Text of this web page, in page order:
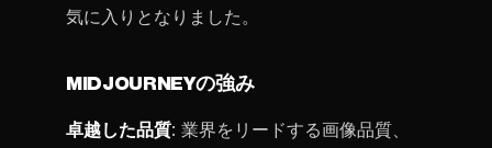
気に入りとなりました。
MIDJOURNEYの強み
卓越した品質: 業界をリードする画像品質、